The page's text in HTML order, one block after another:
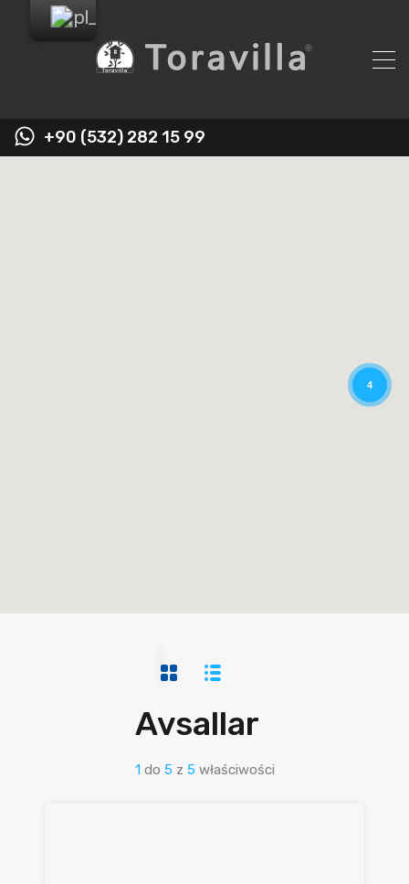
+90 (532) 282 15 99
4
Avsallar
1 do 5 z 5 właściwości